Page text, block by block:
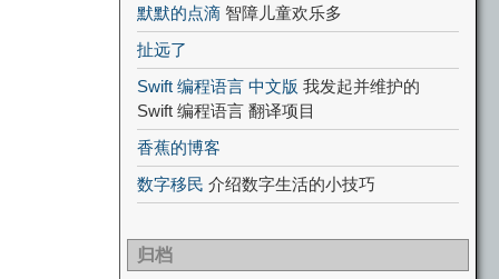
默默的点滴 智障儿童欢乐多
扯远了
Swift 编程语言 中文版 我发起并维护的
Swift 编程语言 翻译项目
香蕉的博客
数字移民 介绍数字生活的小技巧
归档